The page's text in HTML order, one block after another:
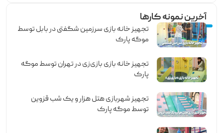
آخرین نمونه کارها
تجهیز خانه بازی سرزمین شگفتی در بابل توسط
موگه پارک
تجهیز خانه بازی بازی‌زی در تهران توسط موگه
پارک
تجهیز شهربازی هتل هزار و یک شب قزوین
توسط موگه پارک